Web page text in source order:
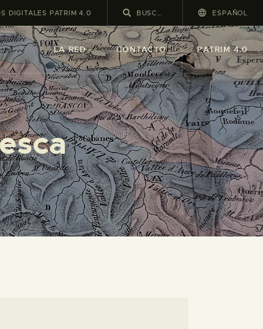
DIGITALES PATRIM 4.0 ESPAÑOL
LA RED CONTACTO PATRIM 4.0